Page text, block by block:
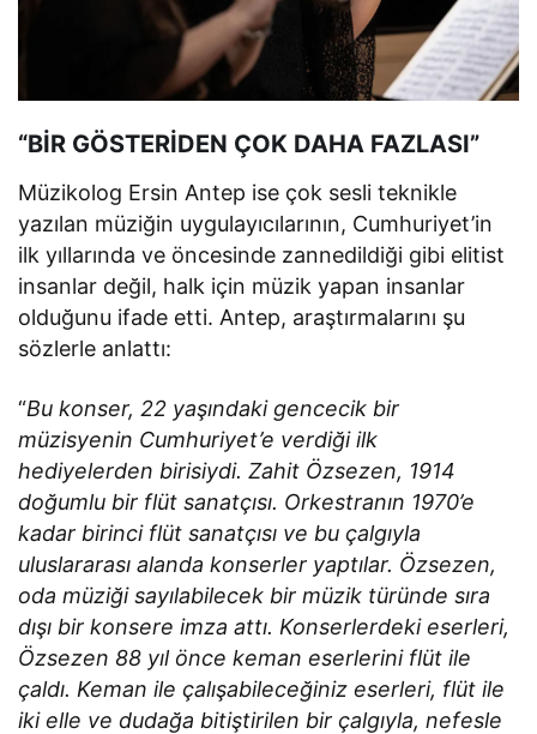
“BİR GÖSTERİDEN ÇOK DAHA FAZLASI”
Müzikolog Ersin Antep ise çok sesli teknikle
yazılan müziğin uygulayıcılarının, Cumhuriyet’in
ilk yıllarında ve öncesinde zannedildiği gibi elitist
insanlar değil, halk için müzik yapan insanlar
olduğunu ifade etti. Antep, araştırmalarını şu
sözlerle anlattı:
“Bu konser, 22 yaşındaki gencecik bir
müzisyenin Cumhuriyet’e verdiği ilk
hediyelerden birisiydi. Zahit Özsezen, 1914
doğumlu bir flüt sanatçısı. Orkestranın 1970’e
kadar birinci flüt sanatçısı ve bu çalgıyla
uluslararası alanda konserler yaptılar. Özsezen,
oda müziği sayılabilecek bir müzik türünde sıra
dışı bir konsere imza attı. Konserlerdeki eserleri,
Özsezen 88 yıl önce keman eserlerini flüt ile
çaldı. Keman ile çalışabileceğiniz eserleri, flüt ile
iki elle ve dudağa bitiştirilen bir çalgıyla, nefesle